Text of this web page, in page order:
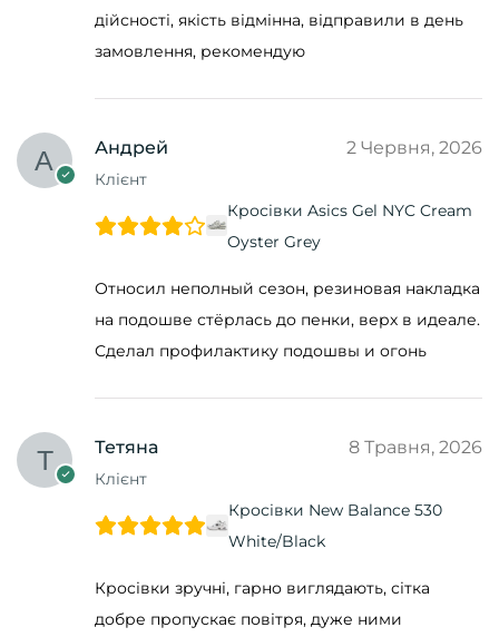
дійсності, якість відмінна, відправили в день
замовлення, рекомендую
Андрей
Клієнт
2 Червня, 2026
Кросівки Asics Gel NYC Cream
Oyster Grey
Относил неполный сезон, резиновая накладка
на подошве стёрлась до пенки, верх в идеале.
Сделал профилактику подошвы и огонь
Тетяна
Клієнт
8 Травня, 2026
Кросівки New Balance 530
White/Black
Кросівки зручні, гарно виглядають, сітка
добре пропускає повітря, дуже ними